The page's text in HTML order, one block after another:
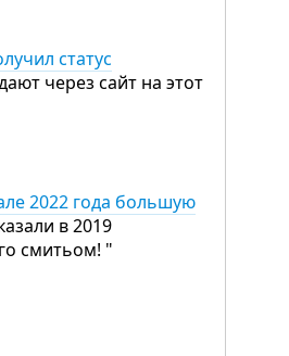
статус
через сайт на этот
2022 года большую
в 2019
смитьом! "